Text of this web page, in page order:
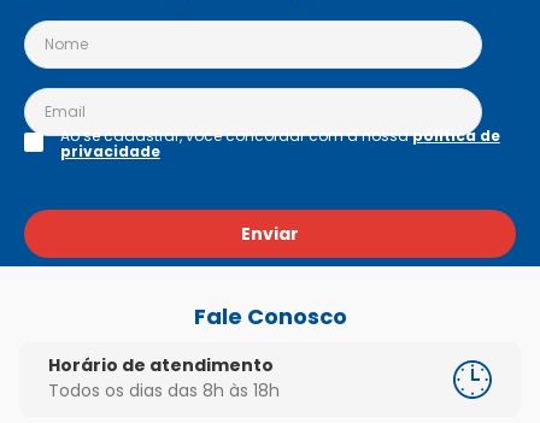
Enviar
Ao se cadastrar, você concordar com a nossapolítica de
privacidade
Fale Conosco
Horário de atendimento
Todos os dias das 8h às 18h